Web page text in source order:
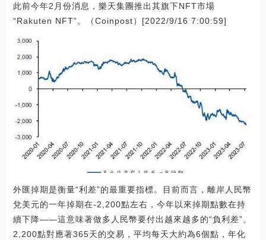
此前今年2月份消息，樂天集團推出其旗下NFT市場
“Rakuten NFT”。（Coinpost）[2022/9/16 7:00:59]
外匯掉期是衡量“利差”的最重要指標。目前而言，離岸人民幣
兌美元的一年掉期在-2,200點左右，今年以來掉期點數在持
續下降——這意味著做多人民幣要付出越來越多的“負利差”。
2,200點對應著365天的交易，平均每天大約為6個點，年化